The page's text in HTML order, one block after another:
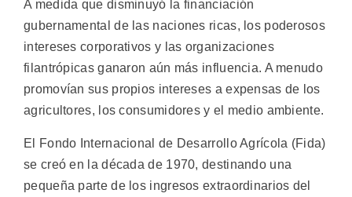
A medida que disminuyó la financiación
gubernamental de las naciones ricas, los poderosos
intereses corporativos y las organizaciones
filantrópicas ganaron aún más influencia. A menudo
promovían sus propios intereses a expensas de los
agricultores, los consumidores y el medio ambiente.
El Fondo Internacional de Desarrollo Agrícola (Fida)
se creó en la década de 1970, destinando una
pequeña parte de los ingresos extraordinarios del